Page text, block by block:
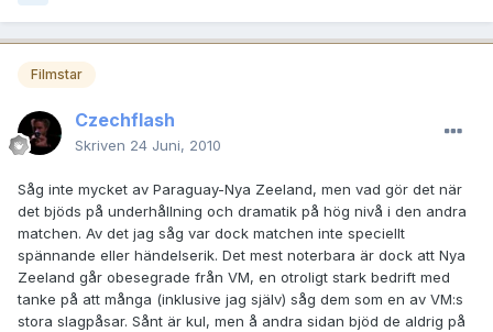
Filmstar
Czechflash
Skriven 24 Juni, 2010
Såg inte mycket av Paraguay-Nya Zeeland, men vad gör det när
det bjöds på underhållning och dramatik på hög nivå i den andra
matchen. Av det jag såg var dock matchen inte speciellt
spännande eller händelserik. Det mest noterbara är dock att Nya
Zeeland går obesegrade från VM, en otroligt stark bedrift med
tanke på att många (inklusive jag själv) såg dem som en av VM:s
stora slagpåsar. Sånt är kul, men å andra sidan bjöd de aldrig på